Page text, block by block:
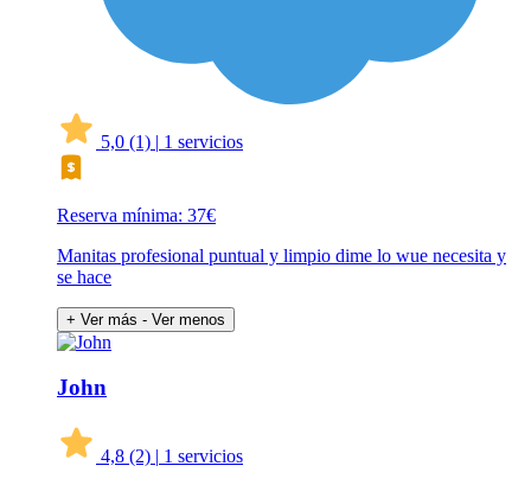
5,0 (1) | 1 servicios
Reserva mínima: 37€
Manitas profesional puntual y limpio dime lo wue necesita y
se hace
+ Ver más - Ver menos
John
4,8 (2) | 1 servicios